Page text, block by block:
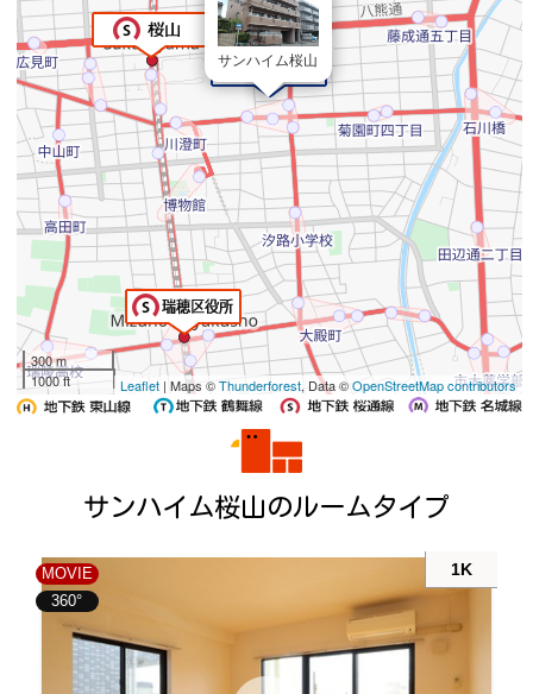
サンハイム桜山
300 m
1000 ft
Leaflet | Maps ©Thunderforest, Data ©OpenStreetMap contributors
サンハイム桜山のルームタイプ
MOVIE
360°
1K